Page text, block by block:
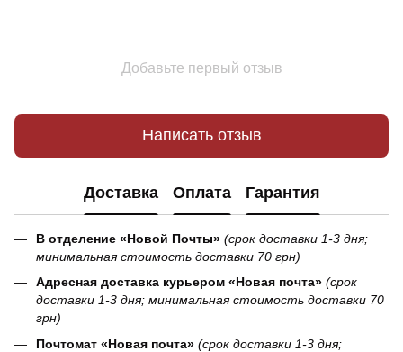
Добавьте первый отзыв
Написать отзыв
Доставка Оплата Гарантия
В отделение «Новой Почты» (срок доставки 1-3 дня;
минимальная стоимость доставки 70 грн)
Адресная доставка курьером «Новая почта» (срок
доставки 1-3 дня; минимальная стоимость доставки 70
грн)
Почтомат «Новая почта» (срок доставки 1-3 дня;